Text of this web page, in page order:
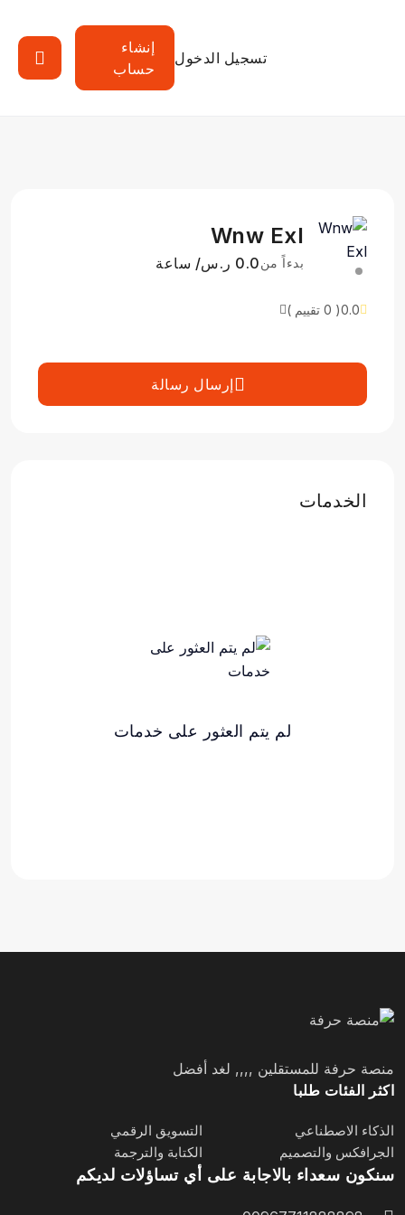
تسجيل الدخول
إنشاء
حساب
Wnw Exl
بدءاً من0.0 ر.س/ ساعة
0.0( 0 تقييم )
إرسال رسالة
الخدمات
لم يتم العثور على خدمات
منصة حرفة للمستقلين ,,,, لغد أفضل
اكثر الفئات طلبا
الذكاء الاصطناعي
التسويق الرقمي
الجرافكس والتصميم
الكتابة والترجمة
سنكون سعداء بالاجابة على أي تساؤلات لديكم